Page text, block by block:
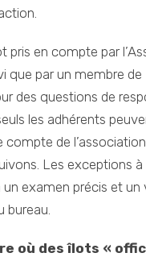
pris en compte par
que par un membre de
des questions de
les adhérents
compte de
Les exceptions
un examen précis et un
bureau.
où des îlots «